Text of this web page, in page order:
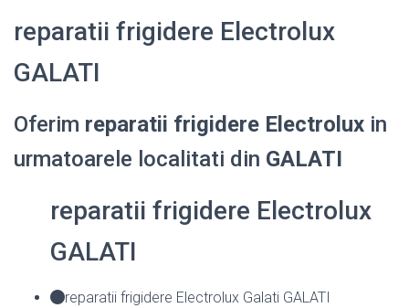
reparatii frigidere Electrolux
GALATI
Oferim reparatii frigidere Electrolux in
urmatoarele localitati din GALATI
reparatii frigidere Electrolux
GALATI
reparatii frigidere Electrolux Galati GALATI